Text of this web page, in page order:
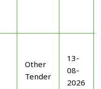
Other
Tender
13-
08-
2026